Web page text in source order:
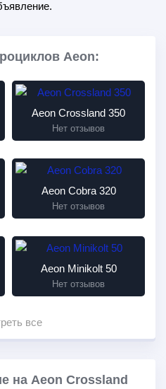
Aeon:
Aeon Crossland 350
Нет отзывов
Aeon Cobra 320
Нет отзывов
Aeon Minikolt 50
Нет отзывов
все
на Aeon Crossland